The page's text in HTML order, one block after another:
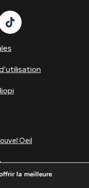
la meilleure
Oeil